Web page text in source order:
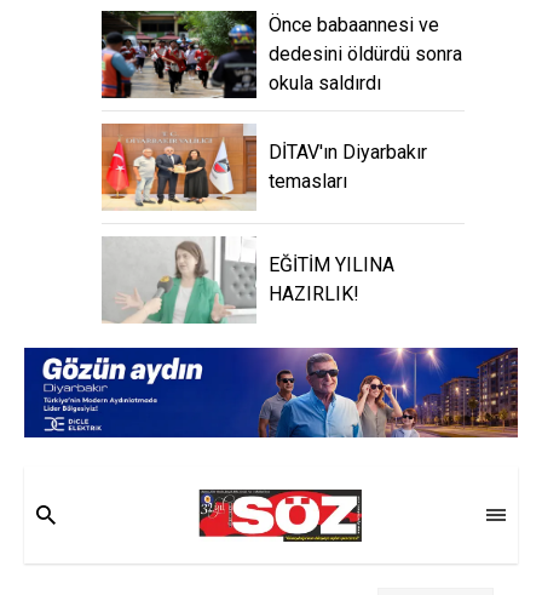
Önce babaannesi ve
dedesini öldürdü sonra
okula saldırdı
DİTAV'ın Diyarbakır
temasları
EĞİTİM YILINA
HAZIRLIK!